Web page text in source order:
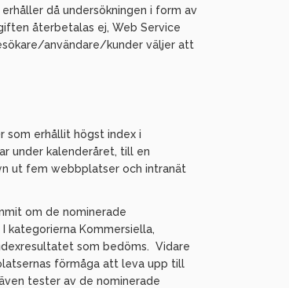
då undersökningen i form av
återbetalas ej, Web Service
användare/kunder väljer att
som erhållit högst index i
under kalenderåret, till en
ut fem webbplatser och intranät
om de nominerade
kategorierna Kommersiella,
som bedöms. Vidare
förmåga att leva upp till
tester av de nominerade